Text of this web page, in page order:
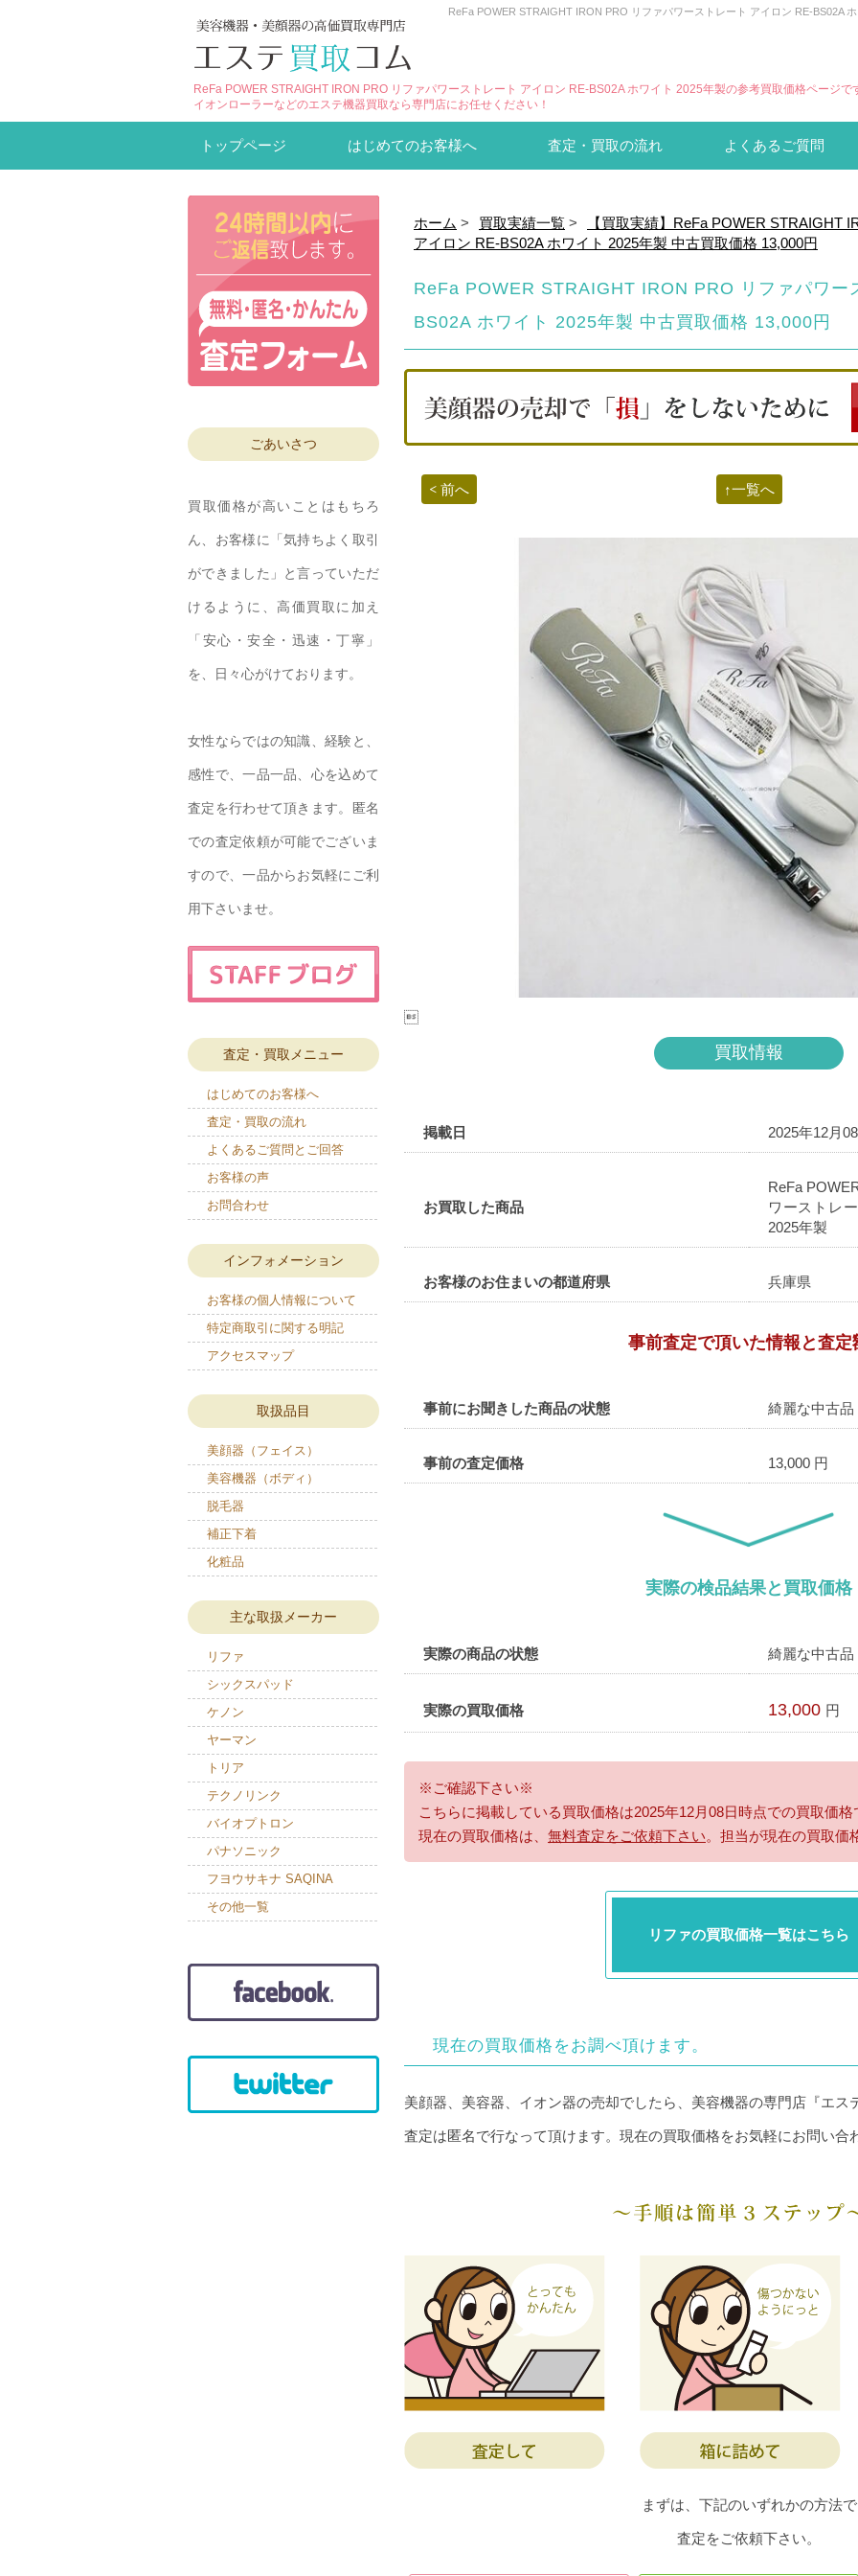
ReFa POWER STRAIGHT IRON PRO リファパワーストレート アイロン RE-BS02A
ReFa POWER STRAIGHT IRON PRO リファパワーストレート アイロン RE-BS02A ホワイト 2025年製の参考買取価格ページで
イオンローラーなどのエステ機器買取なら専門店にお任せください！
トップページ はじめてのお客様へ 査定・買取の流れ よくあるご質問
ホーム > 買取実績一覧 >
【買取実績】ReFa POWER STRAIGHT
アイロン RE-BS02A ホワイト 2025年製 中古買取価格 13,000円
ReFa POWER STRAIGHT IRON PRO リファパワー
BS02A ホワイト 2025年製 中古買取価格 13,000円
< 前へ ↑一覧へ

買取情報
掲載日 2025年12月
お買取した商品
ReFa
ワーストレ
2025年製
お客様のお住まいの都道府県 兵庫県
事前査定で頂いた情報と査定
事前にお聞きした商品の状態 綺麗な中古品
事前の査定価格 13,000 円
実際の検品結果と買取価格
実際の商品の状態 綺麗な中古品
実際の買取価格 13,000 円
※ご確認下さい※
こちらに掲載している買取価格は2025年12月08日時点での買取価格
現在の買取価格は、 無料査定をご依頼下さい。担当が現在の買取価
リファの買取価格一覧はこちら
現在の買取価格をお調べ頂けます。
美顔器、美容器、イオン器の売却でしたら、美容機器の専門店『エス
査定は匿名で行なって頂けます。現在の買取価格をお気軽にお問い合
まずは、下記のいずれかの方法で
査定をご依頼下さい。
ごあいさつ
買取価格が高いことはもちろ
ん、お客様に「気持ちよく取引
ができました」と言っていただ
けるように、高価買取に加え
「安心・安全・迅速・丁寧」
を、日々心がけております。
女性ならではの知識、経験と、
感性で、一品一品、心を込めて
査定を行わせて頂きます。匿名
での査定依頼が可能でございま
すので、一品からお気軽にご利
用下さいませ。
査定・買取メニュー
はじめてのお客様へ
査定・買取の流れ
よくあるご質問とご回答
お客様の声
お問合わせ
インフォメーション
お客様の個人情報について
特定商取引に関する明記
アクセスマップ
取扱品目
美顔器（フェイス）
美容機器（ボディ）
脱毛器
補正下着
化粧品
主な取扱メーカー
リファ
シックスパッド
ケノン
ヤーマン
トリア
テクノリンク
バイオプトロン
パナソニック
フヨウサキナ SAQINA
その他一覧